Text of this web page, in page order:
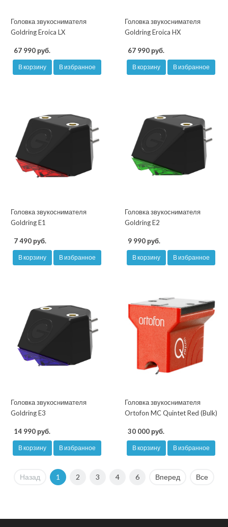
Головка звукоснимателя
Goldring Eroica LX
67 990 руб.
В корзину В избранное
Головка звукоснимателя
Goldring Eroica HX
67 990 руб.
В корзину В избранное
Головка звукоснимателя
Goldring E1
7 490 руб.
В корзину В избранное
Головка звукоснимателя
Goldring E2
9 990 руб.
В корзину В избранное
Головка звукоснимателя
Goldring E3
14 990 руб.
В корзину В избранное
Головка звукоснимателя
Ortofon MC Quintet Red (Bulk)
30 000 руб.
В корзину В избранное
Назад 1 2 3 4 6 Вперед Все